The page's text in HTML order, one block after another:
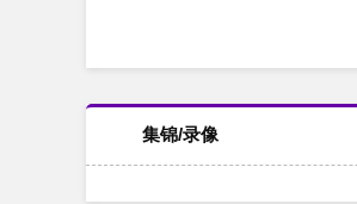
集锦/录像